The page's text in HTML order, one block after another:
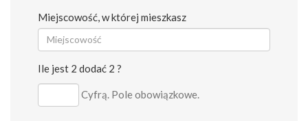
Miejscowość, w której mieszkasz
Ile jest 2 dodać 2 ?
Cyfrą. Pole obowiązkowe.